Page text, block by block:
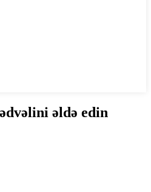
əldə edin